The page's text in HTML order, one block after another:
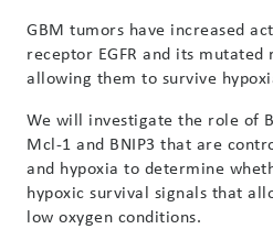
GBM tumors have increased
receptor EGFR and its mutated
allowing them to survive
We will investigate the role of
Mcl-1 and BNIP3 that are
and hypoxia to determine
hypoxic survival signals that
low oxygen conditions.